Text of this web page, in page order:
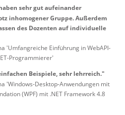
sehr gut aufeinander
inhomogener Gruppe. Außerdem
des Dozenten auf individuelle
'Umfangreiche Einführung in WebAPI-
Programmierer'
Beispiele, sehr lehrreich."
'Windows-Desktop-Anwendungen mit
(WPF) mit .NET Framework 4.8